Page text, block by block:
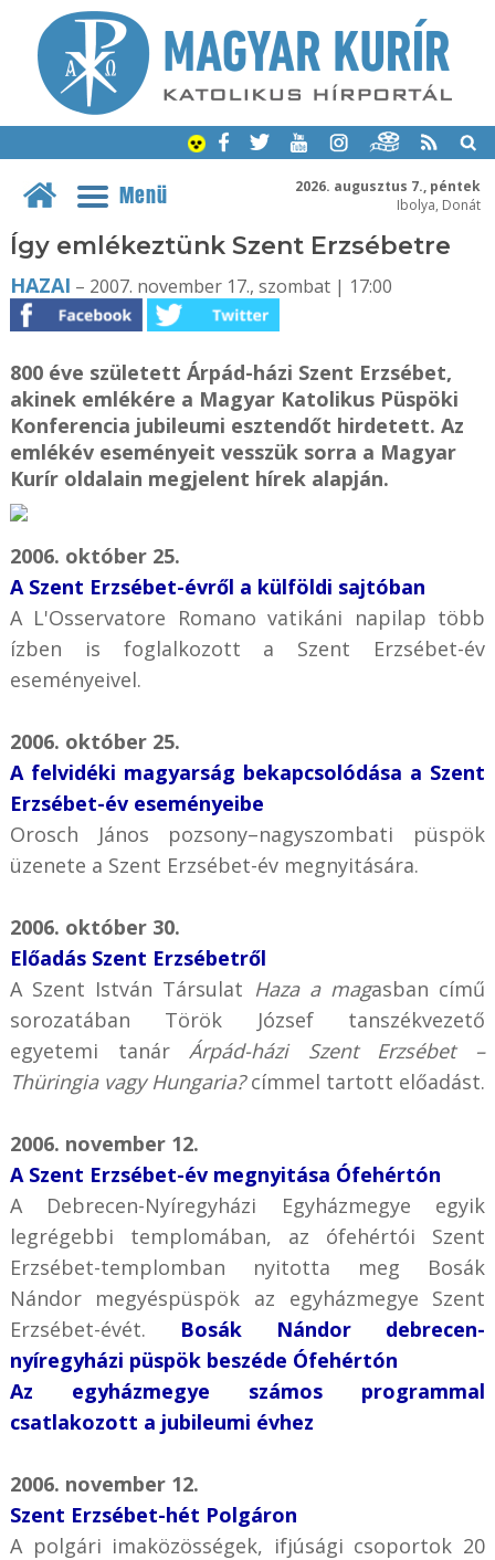
2026. augusztus 7., péntek
Ibolya, Donát
Menü
Így emlékeztünk Szent Erzsébetre
HAZAI – 2007. november 17., szombat | 17:00
800 éve született Árpád-házi Szent Erzsébet,
akinek emlékére a Magyar Katolikus Püspöki
Konferencia jubileumi esztendőt hirdetett. Az
emlékév eseményeit vesszük sorra a Magyar
Kurír oldalain megjelent hírek alapján.
2006. október 25.
A Szent Erzsébet-évről a külföldi sajtóban
A L'Osservatore Romano vatikáni napilap több
ízben is foglalkozott a Szent Erzsébet-év
eseményeivel.
2006. október 25.
A felvidéki magyarság bekapcsolódása a Szent
Erzsébet-év eseményeibe
Orosch János pozsony–nagyszombati püspök
üzenete a Szent Erzsébet-év megnyitására.
2006. október 30.
Előadás Szent Erzsébetről
A Szent István Társulat Haza a magasban című
sorozatában Török József tanszékvezető
egyetemi tanárÁrpád-házi Szent Erzsébet –
Thüringia vagy Hungaria?címmel tartott előadást.
2006. november 12.
A Szent Erzsébet-év megnyitása Ófehértón
A Debrecen-Nyíregyházi Egyházmegye egyik
legrégebbi templomában, az ófehértói Szent
Erzsébet-templomban nyitotta meg Bosák
Nándor megyéspüspök az egyházmegye Szent
Erzsébet-évét. Bosák Nándor debrecen-
nyíregyházi püspök beszéde Ófehértón
Az egyházmegye számos programmal
csatlakozott a jubileumi évhez
2006. november 12.
Szent Erzsébet-hét Polgáron
A polgári imaközösségek, ifjúsági csoportok 20